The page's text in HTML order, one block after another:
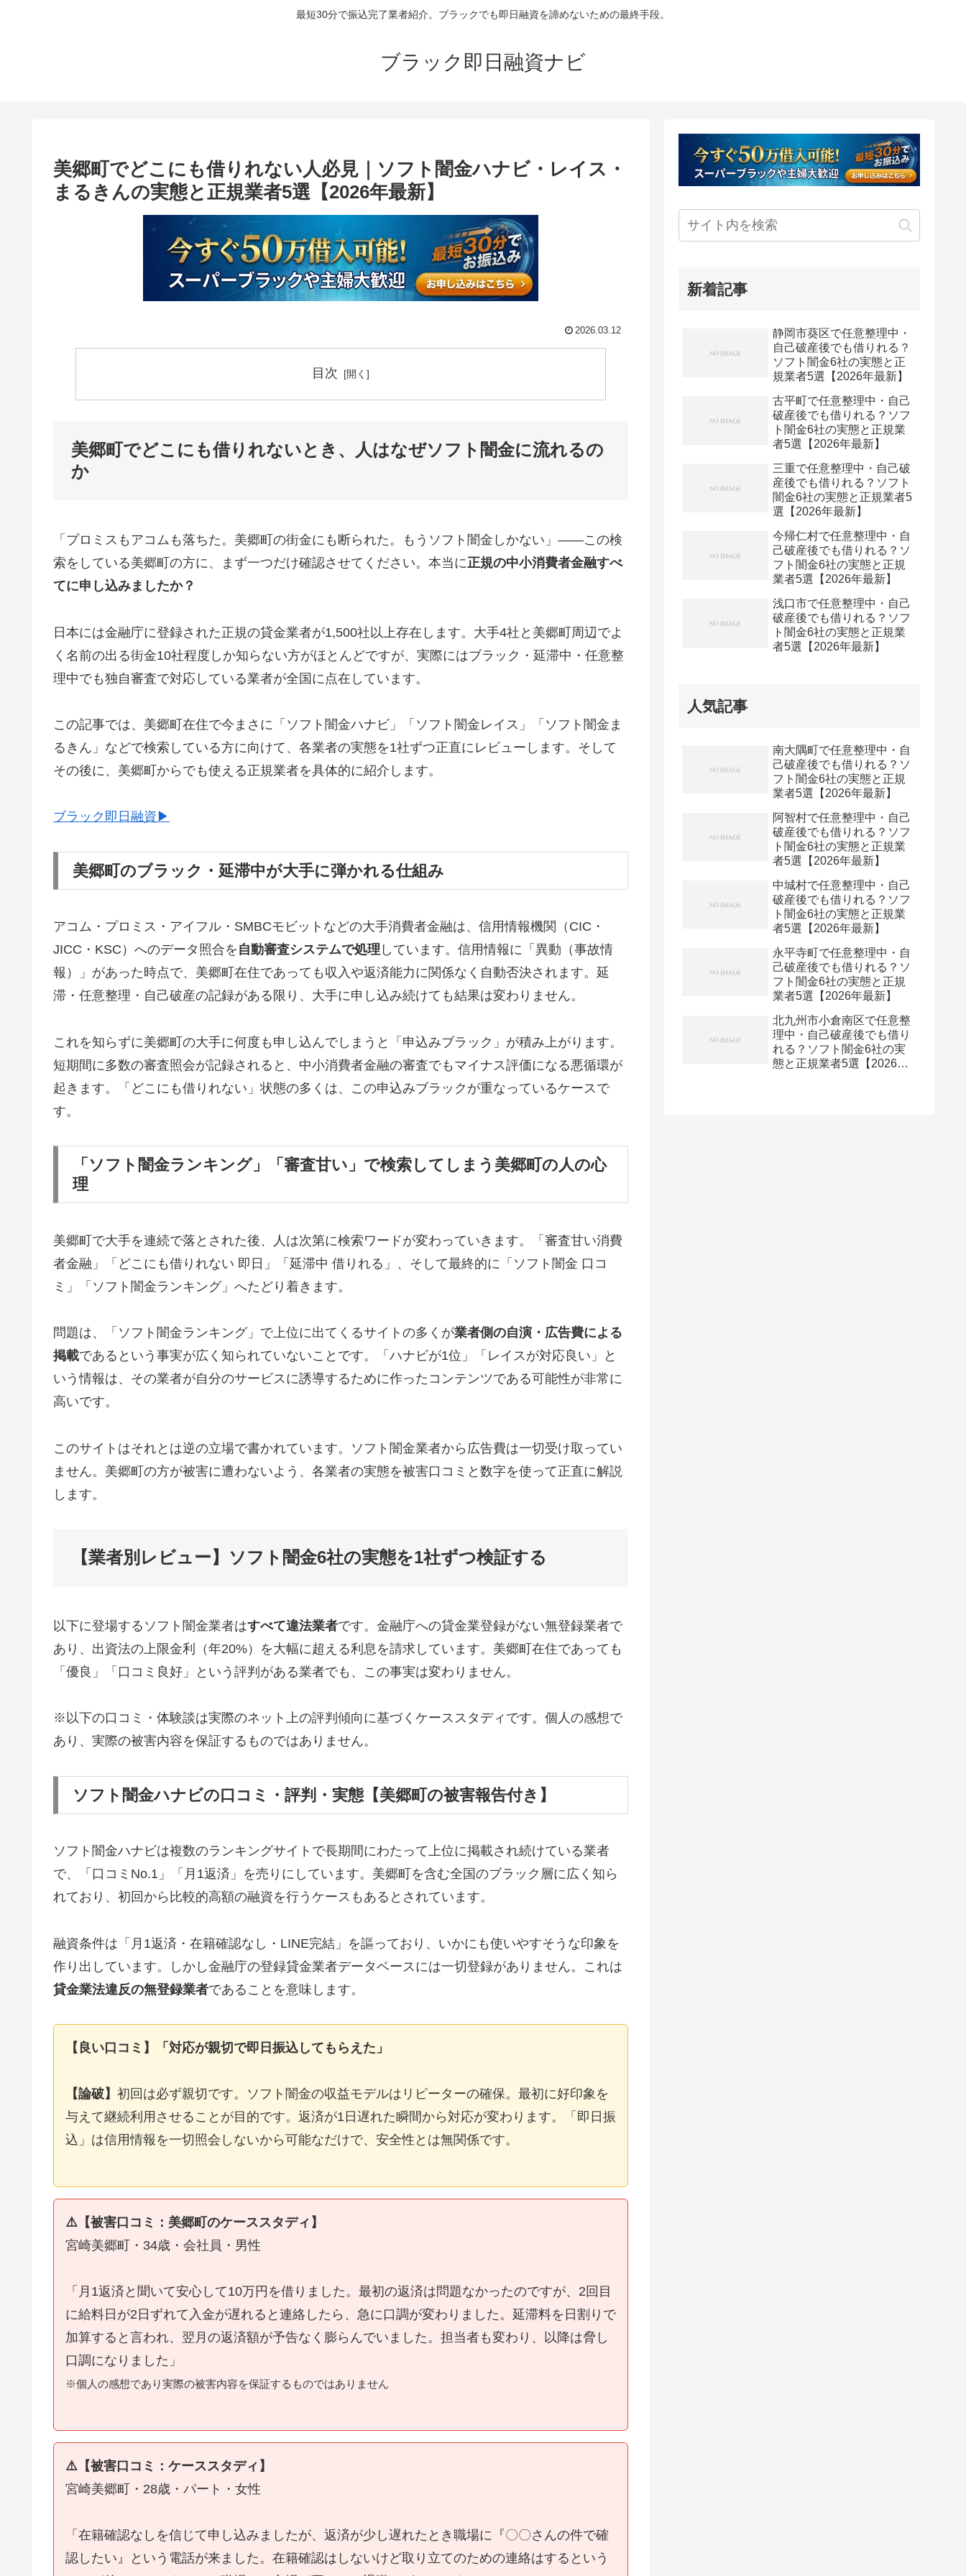
最短30分で振込完了業者紹介。ブラックでも即日融資を諦めないための最終手段。
ブラック即日融資ナビ
美郷町でどこにも借りれない人必見｜ソフト闇金ハナビ・レイス・
まるきんの実態と正規業者5選【2026年最新】
2026.03.12
目次
美郷町でどこにも借りれないとき、人はなぜソフト闇金に流れるの
か
「プロミスもアコムも落ちた。美郷町の街金にも断られた。もうソフト闇金しかない」——この検
索をしている美郷町の方に、まず一つだけ確認させてください。本当に正規の中小消費者金融すべ
てに申し込みましたか？
日本には金融庁に登録された正規の貸金業者が1,500社以上存在します。大手4社と美郷町周辺でよ
く名前の出る街金10社程度しか知らない方がほとんどですが、実際にはブラック・延滞中・任意整
理中でも独自審査で対応している業者が全国に点在しています。
この記事では、美郷町在住で今まさに「ソフト闇金ハナビ」「ソフト闇金レイス」「ソフト闇金ま
るきん」などで検索している方に向けて、各業者の実態を1社ずつ正直にレビューします。そして
その後に、美郷町からでも使える正規業者を具体的に紹介します。
ブラック即日融資▶
美郷町のブラック・延滞中が大手に弾かれる仕組み
アコム・プロミス・アイフル・SMBCモビットなどの大手消費者金融は、信用情報機関（CIC・
JICC・KSC）へのデータ照合を 自動審査システムで処理 しています。信用情報に「異動（事故情
報）」があった時点で、美郷町在住であっても収入や返済能力に関係なく自動否決されます。延
滞・任意整理・自己破産の記録がある限り、大手に申し込み続けても結果は変わりません。
これを知らずに美郷町の大手に何度も申し込んでしまうと「申込みブラック」が積み上がります。
短期間に多数の審査照会が記録されると、中小消費者金融の審査でもマイナス評価になる悪循環が
起きます。「どこにも借りれない」状態の多くは、この申込みブラックが重なっているケースで
す。
「ソフト闇金ランキング」「審査甘い」で検索してしまう美郷町の人の心
理
美郷町で大手を連続で落とされた後、人は次第に検索ワードが変わっていきます。「審査甘い消費
者金融」「どこにも借りれない 即日」「延滞中 借りれる」、そして最終的に「ソフト闇金 口コ
ミ」「ソフト闇金ランキング」へたどり着きます。
問題は、「ソフト闇金ランキング」で上位に出てくるサイトの多くが業者側の自演・広告費による
掲載であるという事実が広く知られていないことです。「ハナビが1位」「レイスが対応良い」と
いう情報は、その業者が自分のサービスに誘導するために作ったコンテンツである可能性が非常に
高いです。
このサイトはそれとは逆の立場で書かれています。ソフト闇金業者から広告費は一切受け取ってい
ません。美郷町の方が被害に遭わないよう、各業者の実態を被害口コミと数字を使って正直に解説
します。
【業者別レビュー】ソフト闇金6社の実態を1社ずつ検証する
以下に登場するソフト闇金業者はすべて違法業者です。金融庁への貸金業登録がない無登録業者で
あり、出資法の上限金利（年20%）を大幅に超える利息を請求しています。美郷町在住であっても
「優良」「口コミ良好」という評判がある業者でも、この事実は変わりません。
※以下の口コミ・体験談は実際のネット上の評判傾向に基づくケーススタディです。個人の感想で
あり、実際の被害内容を保証するものではありません。
ソフト闇金ハナビの口コミ・評判・実態【美郷町の被害報告付き】
ソフト闇金ハナビは複数のランキングサイトで長期間にわたって上位に掲載され続けている業者
で、「口コミNo.1」「月1返済」を売りにしています。美郷町を含む全国のブラック層に広く知ら
れており、初回から比較的高額の融資を行うケースもあるとされています。
融資条件は「月1返済・在籍確認なし・LINE完結」を謳っており、いかにも使いやすそうな印象を
作り出しています。しかし金融庁の登録貸金業者データベースには一切登録がありません。これは
貸金業法違反の無登録業者であることを意味します。
【良い口コミ】「対応が親切で即日振込してもらえた」
【論破】 初回は必ず親切です。ソフト闇金の収益モデルはリピーターの確保。最初に好印象を
与えて継続利用させることが目的です。返済が1日遅れた瞬間から対応が変わります。「即日振
込」は信用情報を一切照会しないから可能なだけで、安全性とは無関係です。
⚠️【被害口コミ：美郷町のケーススタディ】
宮崎美郷町・34歳・会社員・男性
「月1返済と聞いて安心して10万円を借りました。最初の返済は問題なかったのですが、2回目
に給料日が2日ずれて入金が遅れると連絡したら、急に口調が変わりました。延滞料を日割りで
加算すると言われ、翌月の返済額が予告なく膨らんでいました。担当者も変わり、以降は脅し
口調になりました」
※個人の感想であり実際の被害内容を保証するものではありません
⚠️【被害口コミ：ケーススタディ】
宮崎美郷町・28歳・パート・女性
「在籍確認なしを信じて申し込みましたが、返済が少し遅れたとき職場に『〇〇さんの件で確
認したい』という電話が来ました。在籍確認はしないけど取り立てのための連絡はするという
新着記事
静岡市葵区で任意整理中・
自己破産後でも借りれる？
ソフト闇金6社の実態と正
規業者5選【2026年最新】
古平町で任意整理中・自己
破産後でも借りれる？ソフ
ト闇金6社の実態と正規業
者5選【2026年最新】
三重で任意整理中・自己破
産後でも借りれる？ソフト
闇金6社の実態と正規業者5
選【2026年最新】
今帰仁村で任意整理中・自
己破産後でも借りれる？ソ
フト闇金6社の実態と正規
業者5選【2026年最新】
浅口市で任意整理中・自己
破産後でも借りれる？ソフ
ト闇金6社の実態と正規業
者5選【2026年最新】
人気記事
南大隅町で任意整理中・自
己破産後でも借りれる？ソ
フト闇金6社の実態と正規
業者5選【2026年最新】
阿智村で任意整理中・自己
破産後でも借りれる？ソフ
ト闇金6社の実態と正規業
者5選【2026年最新】
中城村で任意整理中・自己
破産後でも借りれる？ソフ
ト闇金6社の実態と正規業
者5選【2026年最新】
永平寺町で任意整理中・自
己破産後でも借りれる？ソ
フト闇金6社の実態と正規
業者5選【2026年最新】
北九州市小倉南区で任意整
理中・自己破産後でも借り
れる？ソフト闇金6社の実
態と正規業者5選【2026年